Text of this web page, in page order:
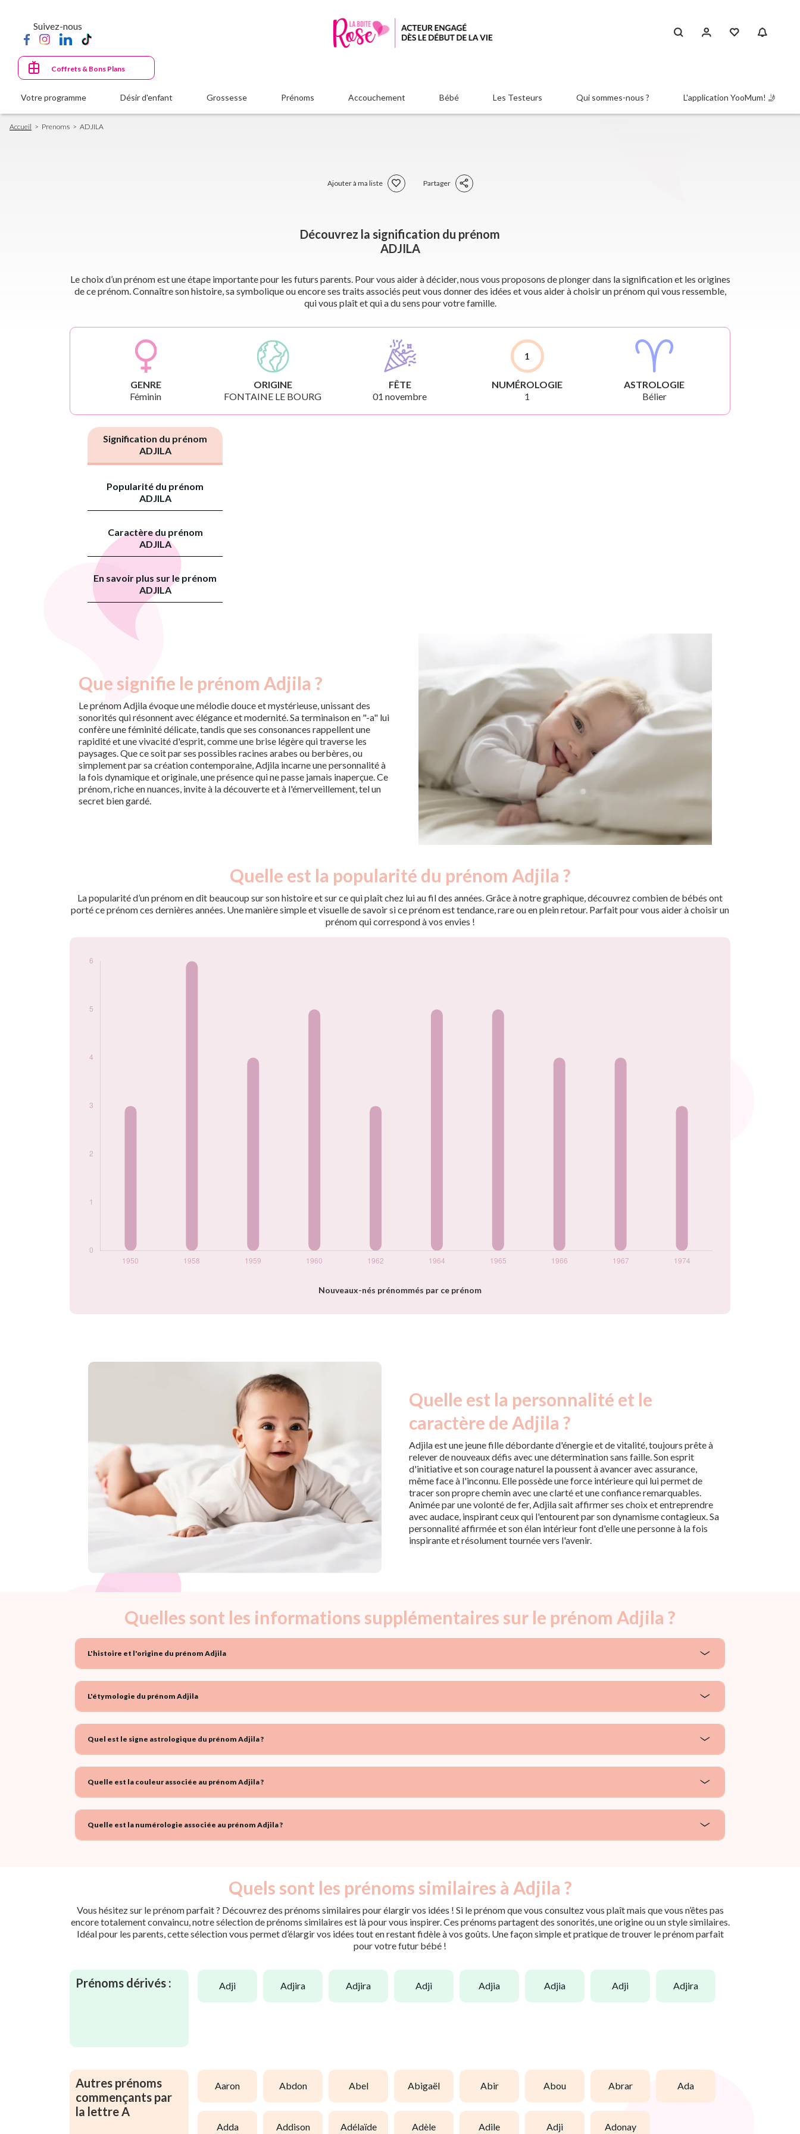
principal
Suivez-nous
Coffrets & Bons Plans
Votre programme Désir d'enfant Grossesse Prénoms Accouchement Bébé Les Testeurs Qui sommes-nous ? L'application YooMum! 🤳
Fil
d'Ariane
Accueil Prenoms ADJILA
Ajouter à ma liste Partager
Découvrez la signification du prénom
ADJILA
Le choix d’un prénom est une étape importante pour les futurs parents. Pour vous aider à décider, nous vous proposons de plonger dans la signification et les origines
de ce prénom. Connaître son histoire, sa symbolique ou encore ses traits associés peut vous donner des idées et vous aider à choisir un prénom qui vous ressemble,
qui vous plaît et qui a du sens pour votre famille.
GENRE
Féminin
ORIGINE
FONTAINE LE BOURG
FÊTE
01 novembre
1
NUMÉROLOGIE
1
ASTROLOGIE
Bélier
Signification du prénom
ADJILA
Popularité du prénom
ADJILA
Caractère du prénom
ADJILA
En savoir plus sur le prénom
ADJILA
Que signifie le prénom Adjila ?
Le prénom Adjila évoque une mélodie douce et mystérieuse, unissant des
sonorités qui résonnent avec élégance et modernité. Sa terminaison en "-a" lui
confère une féminité délicate, tandis que ses consonances rappellent une
rapidité et une vivacité d'esprit, comme une brise légère qui traverse les
paysages. Que ce soit par ses possibles racines arabes ou berbères, ou
simplement par sa création contemporaine, Adjila incarne une personnalité à
la fois dynamique et originale, une présence qui ne passe jamais inaperçue. Ce
prénom, riche en nuances, invite à la découverte et à l'émerveillement, tel un
secret bien gardé.
Quelle est la popularité du prénom Adjila ?
La popularité d’un prénom en dit beaucoup sur son histoire et sur ce qui plaît chez lui au fil des années. Grâce à notre graphique, découvrez combien de bébés ont
porté ce prénom ces dernières années. Une manière simple et visuelle de savoir si ce prénom est tendance, rare ou en plein retour. Parfait pour vous aider à choisir un
prénom qui correspond à vos envies !
Nouveaux-nés prénommés par ce prénom
année
1950
3
1958
6
1964
5
1974
Quelle est la personnalité et le
caractère de Adjila ?
Adjila est une jeune fille débordante d'énergie et de vitalité, toujours prête à
relever de nouveaux défis avec une détermination sans faille. Son esprit
d'initiative et son courage naturel la poussent à avancer avec assurance,
même face à l'inconnu. Elle possède une force intérieure qui lui permet de
tracer son propre chemin avec une clarté et une confiance remarquables.
Animée par une volonté de fer, Adjila sait affirmer ses choix et entreprendre
avec audace, inspirant ceux qui l'entourent par son dynamisme contagieux. Sa
personnalité affirmée et son élan intérieur font d'elle une personne à la fois
inspirante et résolument tournée vers l'avenir.
Quelles sont les informations supplémentaires sur le prénom Adjila ?
L'histoire et l'origine du prénom Adjila
L'étymologie du prénom Adjila
Quel est le signe astrologique du prénom Adjila ?
Quelle est la couleur associée au prénom Adjila ?
Quelle est la numérologie associée au prénom Adjila ?
Quels sont les prénoms similaires à Adjila ?
Vous hésitez sur le prénom parfait ? Découvrez des prénoms similaires pour élargir vos idées ! Si le prénom que vous consultez vous plaît mais que vous n’êtes pas
encore totalement convaincu, notre sélection de prénoms similaires est là pour vous inspirer. Ces prénoms partagent des sonorités, une origine ou un style similaires.
Idéal pour les parents, cette sélection vous permet d’élargir vos idées tout en restant fidèle à vos goûts. Une façon simple et pratique de trouver le prénom parfait
pour votre futur bébé !
Prénoms dérivés : adji adjira adjira adji adjia adjia adji adjira
Autres prénoms
commençants par
la lettre A
aaron abdon abel abigaël abir abou abrar ada
adda addison adélaïde adèle adile adji adonay